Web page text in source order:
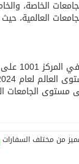
مستوى الجامعات